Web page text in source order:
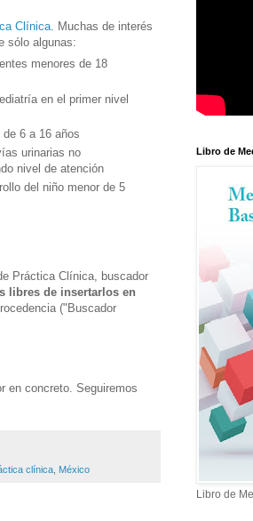
Clínica . Muchas de interés
sólo algunas:
menores de 18
en el primer nivel
6 a 16 años
urinarias no
nivel de atención
del niño menor de 5
Práctica Clínica, buscador
libres de insertarlos en
("Buscador
en concreto. Seguiremos
clínica México
Libro de
Libro de